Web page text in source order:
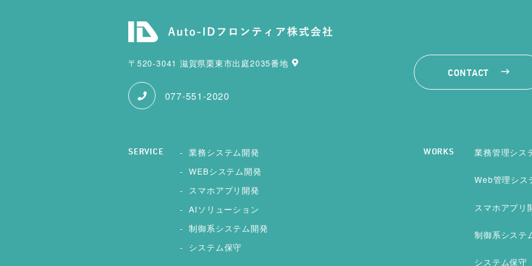
〒520-3041 滋賀県栗東市出庭2035番地
077-551-2020
CONTACT
SERVICE
業務システム開発
WEBシステム開発
スマホアプリ開発
AIソリューション
制御系システム開発
システム保守
WORKS 業務管理シス
Web管理シス
スマホアプリ
制御系システ
システム保守